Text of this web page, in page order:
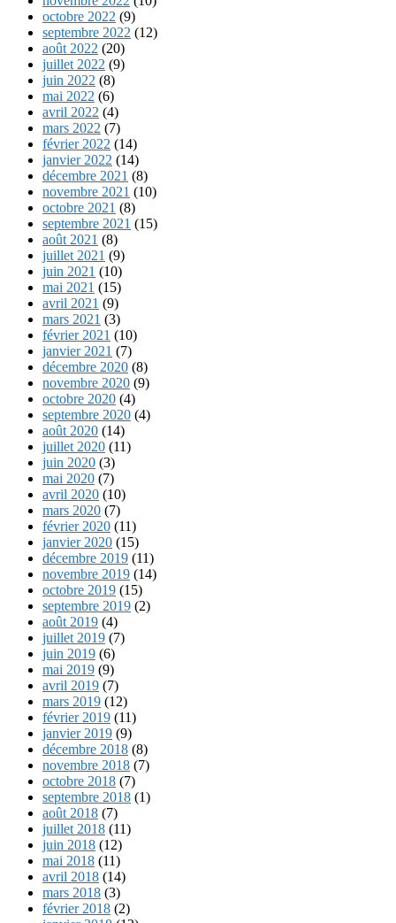
octobre 2022 (9)
septembre 2022 (12)
août 2022 (20)
juillet 2022 (9)
juin 2022 (8)
mai 2022 (6)
avril 2022 (4)
mars 2022 (7)
février 2022 (14)
janvier 2022 (14)
décembre 2021 (8)
novembre 2021 (10)
octobre 2021 (8)
septembre 2021 (15)
août 2021 (8)
juillet 2021 (9)
juin 2021 (10)
mai 2021 (15)
avril 2021 (9)
mars 2021 (3)
février 2021 (10)
janvier 2021 (7)
décembre 2020 (8)
novembre 2020 (9)
octobre 2020 (4)
septembre 2020 (4)
août 2020 (14)
juillet 2020 (11)
juin 2020 (3)
mai 2020 (7)
avril 2020 (10)
mars 2020 (7)
février 2020 (11)
janvier 2020 (15)
décembre 2019 (11)
novembre 2019 (14)
octobre 2019 (15)
septembre 2019 (2)
août 2019 (4)
juillet 2019 (7)
juin 2019 (6)
mai 2019 (9)
avril 2019 (7)
mars 2019 (12)
février 2019 (11)
janvier 2019 (9)
décembre 2018 (8)
novembre 2018 (7)
octobre 2018 (7)
septembre 2018 (1)
août 2018 (7)
juillet 2018 (11)
juin 2018 (12)
mai 2018 (11)
avril 2018 (14)
mars 2018 (3)
février 2018 (2)